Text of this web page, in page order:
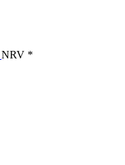
NRV *